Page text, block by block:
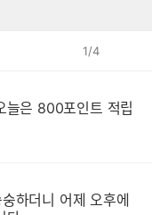
1/4
늘은 800포인트 적립
하더니 어제 오후에